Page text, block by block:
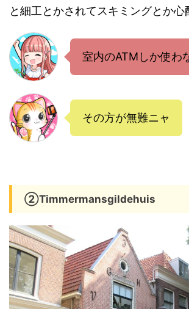
と細工とかされてスキミングとか心
室内のATMしか使わ
その方が無難ニャ
②Timmermansgildehuis